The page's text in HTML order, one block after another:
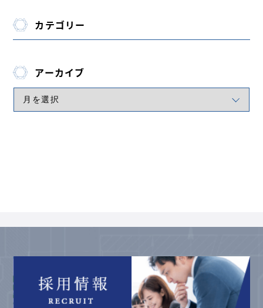
カテゴリー
アーカイブ